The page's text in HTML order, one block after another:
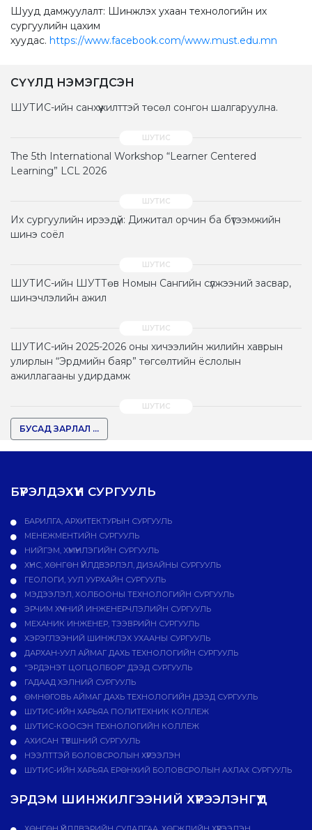
Шууд дамжуулалт: Шинжлэх ухаан технологийн их
сургуулийн цахим
хуудас. https://www.facebook.com/www.must.edu.mn
СҮҮЛД НЭМЭГДСЭН
ШУТИС-ийн санхүүжилттэй төсөл сонгон шалгаруулна.
The 5th International Workshop “Learner Centered
Learning” LCL 2026
Их сургуулийн ирээдүй: Дижитал орчин ба бүтээмжийн
шинэ соёл
ШУТИС-ийн ШУТТөв Номын Сангийн сүлжээний засвар,
шинэчлэлийн ажил
ШУТИС-ийн 2025-2026 оны хичээлийн жилийн хаврын
улирлын “Эрдмийн баяр” төгсөлтийн ёслолын
ажиллагааны удирдамж
БУСАД ЗАРЛАЛ ...
БҮРЭЛДЭХҮҮН СУРГУУЛЬ
БАРИЛГА, АРХИТЕКТУРЫН СУРГУУЛЬ
МЕНЕЖМЕНТИЙН СУРГУУЛЬ
НИЙГЭМ, ХҮМҮҮНЛЭГИЙН СУРГУУЛЬ
ХҮНС, ХӨНГӨН ҮЙЛДВЭРЛЭЛ, ДИЗАЙНЫ СУРГУУЛЬ
ГЕОЛОГИ, УУЛ УУРХАЙН СУРГУУЛЬ
МЭДЭЭЛЭЛ, ХОЛБООНЫ ТЕХНОЛОГИЙН СУРГУУЛЬ
ЭРЧИМ ХҮЧНИЙ ИНЖЕНЕРЧЛЭЛИЙН СУРГУУЛЬ
МЕХАНИК ИНЖЕНЕР, ТЭЭВРИЙН СУРГУУЛЬ
ХЭРЭГЛЭЭНИЙ ШИНЖЛЭХ УХААНЫ СУРГУУЛЬ
ДАРХАН-УУЛ АЙМАГ ДАХЬ ТЕХНОЛОГИЙН СУРГУУЛЬ
"ЭРДЭНЭТ ЦОГЦОЛБОР" ДЭЭД СУРГУУЛЬ
ГАДААД ХЭЛНИЙ СУРГУУЛЬ
ӨМНӨГОВЬ АЙМАГ ДАХЬ ТЕХНОЛОГИЙН ДЭЭД СУРГУУЛЬ
ШУТИС-ИЙН ХАРЬЯА ПОЛИТЕХНИК КОЛЛЕЖ
ШУТИС-КООСЭН ТЕХНОЛОГИЙН КОЛЛЕЖ
АХИСАН ТҮВШНИЙ СУРГУУЛЬ
НЭЭЛТТЭЙ БОЛОВСРОЛЫН ХҮРЭЭЛЭН
ШУТИС-ИЙН ХАРЬЯА ЕРӨНХИЙ БОЛОВСРОЛЫН АХЛАХ СУРГУУЛЬ
ЭРДЭМ ШИНЖИЛГЭЭНИЙ ХҮРЭЭЛЭНГҮҮД